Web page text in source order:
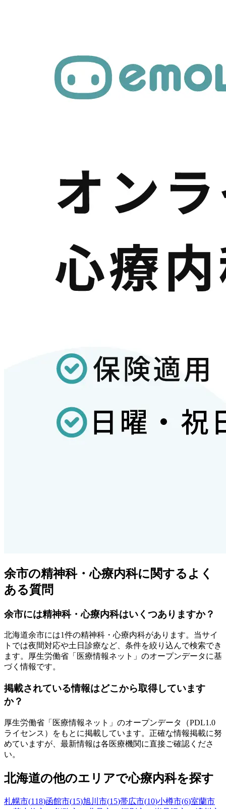
余市の精神科・心療内科に関するよく
ある質問
余市には精神科・心療内科はいくつありますか？
北海道余市には1件の精神科・心療内科があります。当サイ
トでは夜間対応や土日診療など、条件を絞り込んで検索でき
ます。厚生労働省「医療情報ネット」のオープンデータに基
づく情報です。
掲載されている情報はどこから取得しています
か？
厚生労働省「医療情報ネット」のオープンデータ（PDL1.0
ライセンス）をもとに掲載しています。正確な情報掲載に努
めていますが、最新情報は各医療機関に直接ご確認くださ
い。
北海道の他のエリアで心療内科を探す
札幌市(118)函館市(15)旭川市(15)帯広市(10)小樽市(6)室蘭市